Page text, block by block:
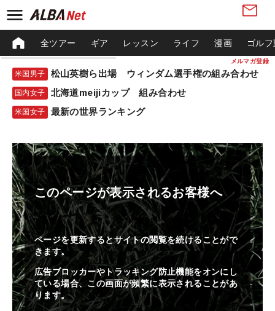
メルマガ登録
全ツアー ギア レッスン ライフ 漫画 ゴル
米国男子 松山英樹ら出場 ウィンダム選手権の組み合わせ
国内女子 北海道meijiカップ 組み合わせ
米国女子 最新の世界ランキング
このページが表示されるお客様へ
ページを更新するとサイトの閲覧を続けることがで
きます。
広告ブロッカーやトラッキング防止機能をオンにし
ている場合、この画面が頻繁に表示されることがあ
ります。